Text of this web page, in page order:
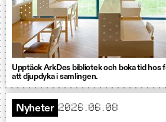
Upptäck ArkDes bibliotek och boka tid hos
att djupdyka i samlingen.
Nyheter 2026.06.08